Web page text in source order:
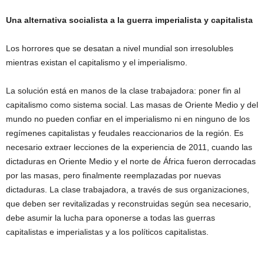
Una alternativa socialista a la guerra imperialista y capitalista
Los horrores que se desatan a nivel mundial son irresolubles
mientras existan el capitalismo y el imperialismo.
La solución está en manos de la clase trabajadora: poner fin al
capitalismo como sistema social. Las masas de Oriente Medio y del
mundo no pueden confiar en el imperialismo ni en ninguno de los
regímenes capitalistas y feudales reaccionarios de la región. Es
necesario extraer lecciones de la experiencia de 2011, cuando las
dictaduras en Oriente Medio y el norte de África fueron derrocadas
por las masas, pero finalmente reemplazadas por nuevas
dictaduras. La clase trabajadora, a través de sus organizaciones,
que deben ser revitalizadas y reconstruidas según sea necesario,
debe asumir la lucha para oponerse a todas las guerras
capitalistas e imperialistas y a los políticos capitalistas.